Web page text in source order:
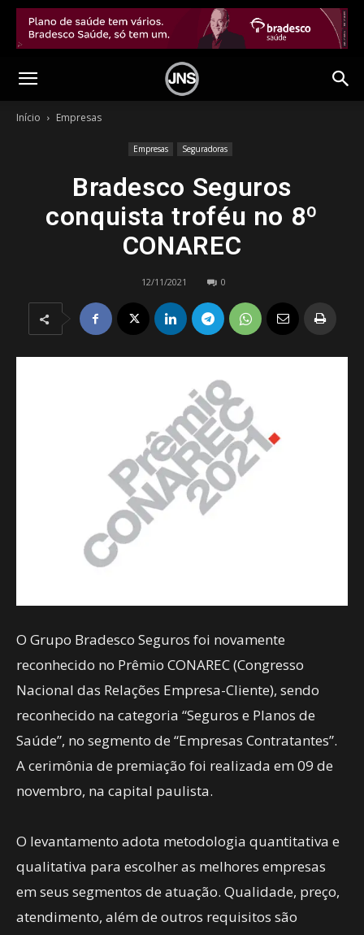
Início Empresas
Empresas Seguradoras
Bradesco Seguros
conquista troféu no 8º
CONAREC
12/11/2021 0
O Grupo Bradesco Seguros foi novamente
reconhecido no Prêmio CONAREC (Congresso
Nacional das Relações Empresa-Cliente), sendo
reconhecido na categoria “Seguros e Planos de
Saúde”, no segmento de “Empresas Contratantes”.
A cerimônia de premiação foi realizada em 09 de
novembro, na capital paulista.
O levantamento adota metodologia quantitativa e
qualitativa para escolher as melhores empresas
em seus segmentos de atuação. Qualidade, preço,
atendimento, além de outros requisitos são